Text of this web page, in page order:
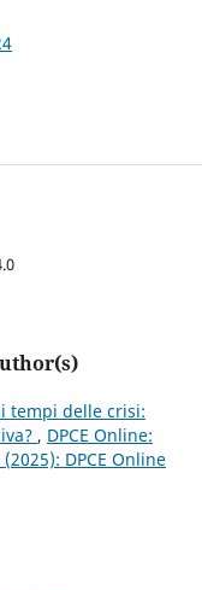
tempi delle crisi:
, DPCE Online:
DPCE Online